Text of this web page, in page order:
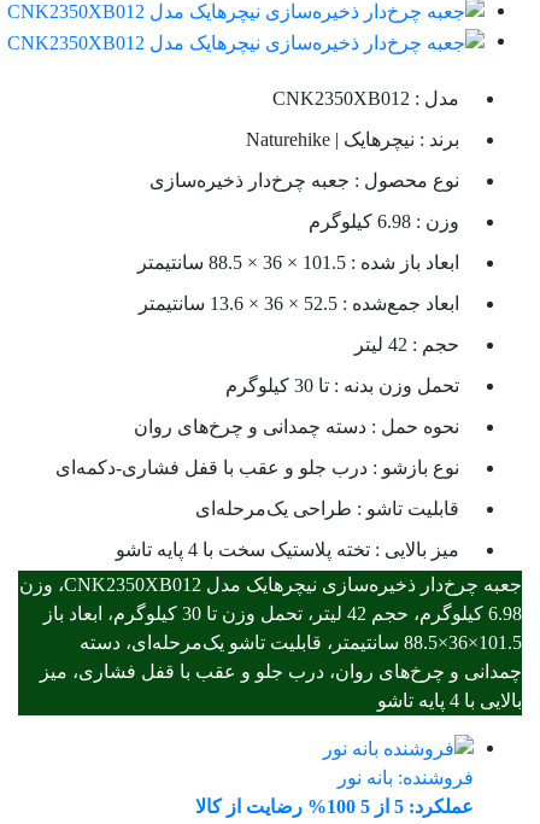
مدل : CNK2350XB012
برند : نیچرهایک | Naturehike
نوع محصول : جعبه چرخ‌دار ذخیره‌سازی
وزن : 6.98 کیلوگرم
ابعاد باز شده : 101.5 × 36 × 88.5 سانتیمتر
ابعاد جمع‌شده : 52.5 × 36 × 13.6 سانتیمتر
حجم : 42 لیتر
تحمل وزن بدنه : تا 30 کیلوگرم
نحوه حمل : دسته چمدانی و چرخ‌های روان
نوع بازشو : درب جلو و عقب با قفل فشاری-دکمه‌ای
قابلیت تاشو : طراحی یک‌مرحله‌ای
میز بالایی : تخته پلاستیک سخت با 4 پایه تاشو
جعبه چرخ‌دار ذخیره‌سازی نیچرهایک مدل CNK2350XB012، وزن
6.98 کیلوگرم، حجم 42 لیتر، تحمل وزن تا 30 کیلوگرم، ابعاد باز
101.5×36×88.5 سانتیمتر، قابلیت تاشو یک‌مرحله‌ای، دسته
چمدانی و چرخ‌های روان، درب جلو و عقب با قفل فشاری، میز
بالایی با 4 پایه تاشو
فروشنده: بانه نور
عملکرد: 5 از 5
100% رضایت از کالا